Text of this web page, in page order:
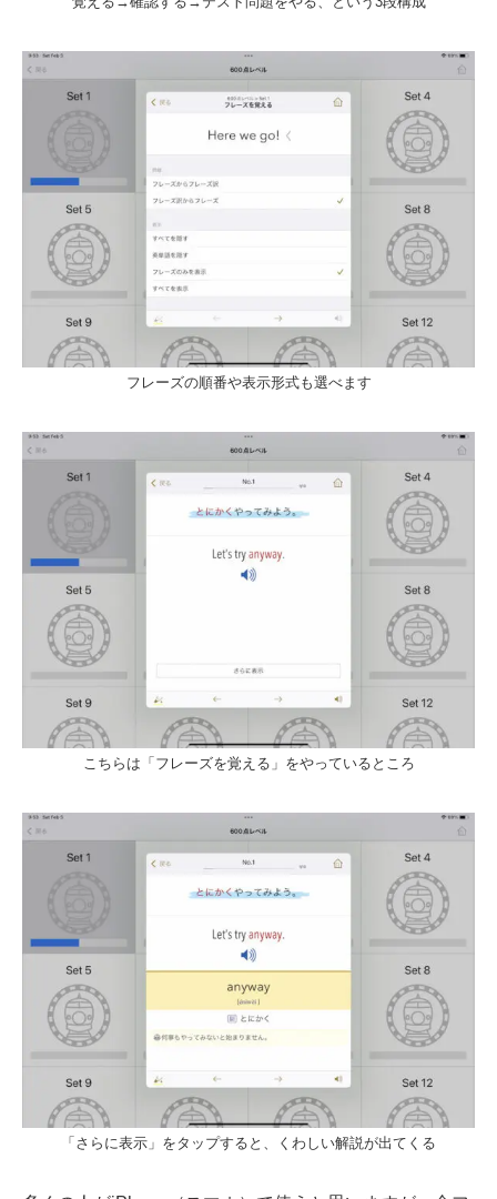
フレーズの順番や表示形式も選べます
こちらは「フレーズを覚える」をやっているところ
「さらに表示」をタップすると、くわしい解説が出てくる